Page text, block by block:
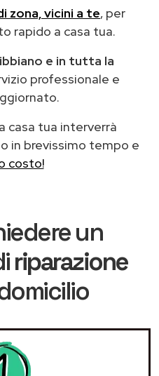
zona, vicini a te, per
rapido a casa tua.
e in tutta la
professionale e
casa tua interverrà
in brevissimo tempo e
costo!
un
riparazione